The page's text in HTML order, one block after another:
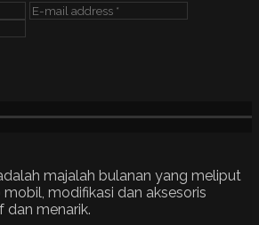
majalah bulanan yang meliput
modifikasi dan aksesoris
dan menarik.